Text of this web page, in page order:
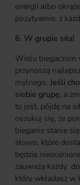
energii albo
pozytywnie, z
6. W grupie siła!
Wielu biegaczom
przynoszą
mylnego. Jeśli
siebie grupę, a
to jest, pójdę na
oszukuj się, że
bieganie stanie
słowo, które
będzie
zauważą każdy
który wkładasz